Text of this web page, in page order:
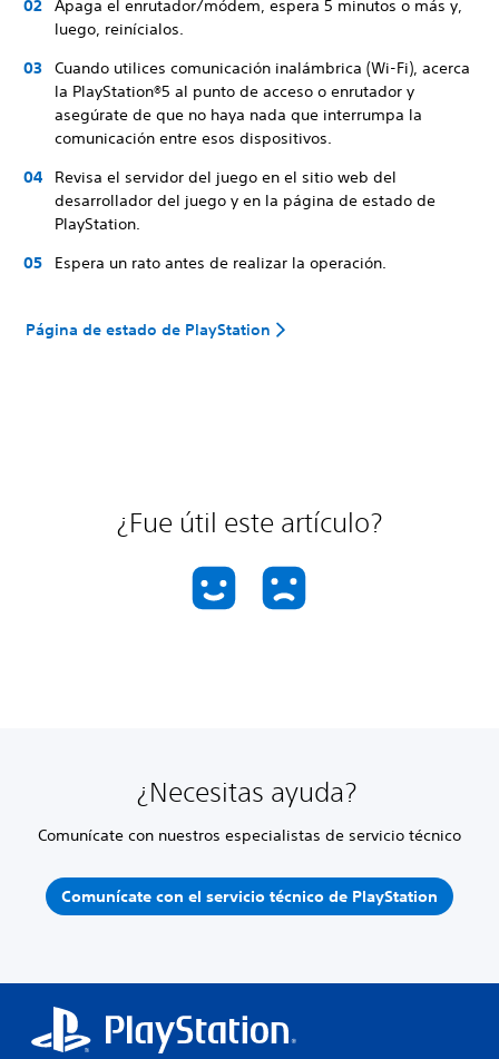
Apaga el enrutador/módem, espera 5 minutos o más y,
luego, reinícialos.
Cuando utilices comunicación inalámbrica (Wi-Fi), acerca
la PlayStation®5 al punto de acceso o enrutador y
asegúrate de que no haya nada que interrumpa la
comunicación entre esos dispositivos.
Revisa el servidor del juego en el sitio web del
desarrollador del juego y en la página de estado de
PlayStation.
Espera un rato antes de realizar la operación.
Página de estado de PlayStation
¿Fue útil este artículo?
¿Necesitas ayuda?
Comunícate con nuestros especialistas de servicio técnico
Comunícate con el servicio técnico de PlayStation